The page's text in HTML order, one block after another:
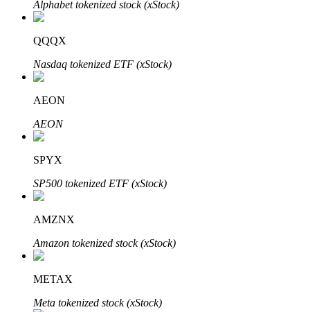
Auto Invest
Meer informatie over het verdienen van passief inkomen
Bitrue
Alphabet tokenized stock (xStock)
QQQX
Nasdaq tokenized ETF (xStock)
AEON
AEON
SPYX
SP500 tokenized ETF (xStock)
AMZNX
Amazon tokenized stock (xStock)
METAX
Meta tokenized stock (xStock)